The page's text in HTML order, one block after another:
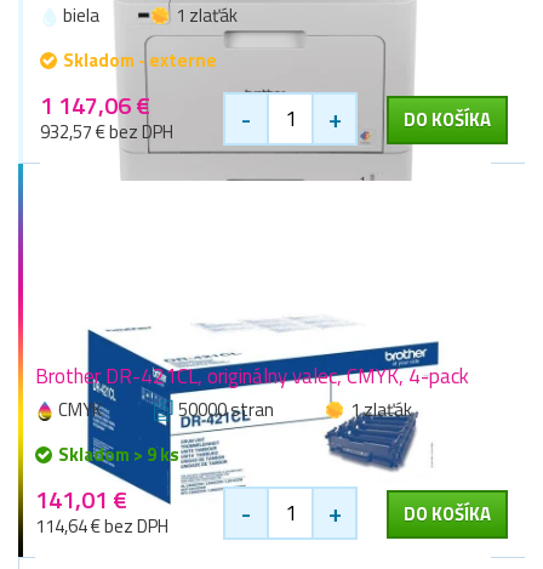
biela
1 zlaťák
Skladom - externe
1 147,06 €
932,57 € bez DPH - + DO KOŠÍKA
Brother DR-421CL, originálny valec, CMYK, 4-pack
CMYK 50000 stran
1 zlaťák
Skladom > 9 ks
141,01 €
114,64 € bez DPH - + DO KOŠÍKA